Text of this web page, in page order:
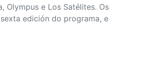
Olympus e Los Satélites. Os
edición do programa, e